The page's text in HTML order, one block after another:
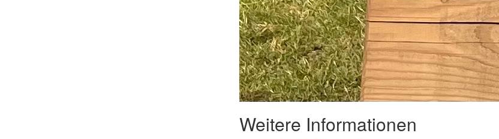
Weitere Informationen